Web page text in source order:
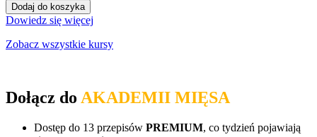
Dodaj do koszyka
Dowiedz się więcej
Zobacz wszystkie kursy
Dołącz do AKADEMII MIĘSA!
Dostęp do 13 przepisów PREMIUM, co tydzień pojawiają